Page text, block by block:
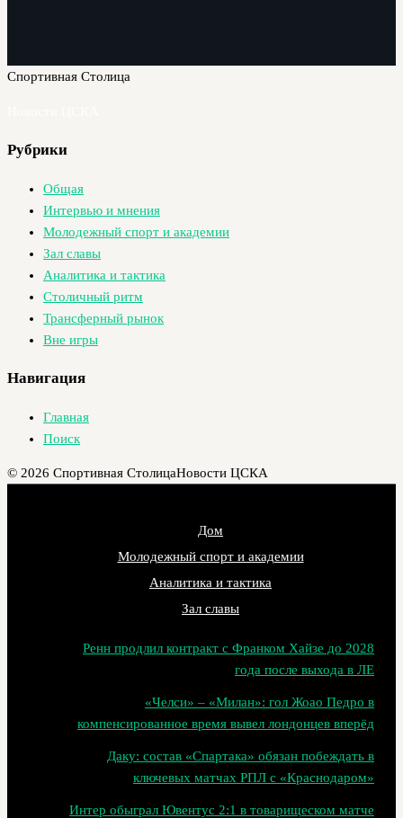
Спортивная Столица
Рубрики
Общая
Интервью и мнения
Молодежный спорт и академии
Зал славы
Аналитика и тактика
Столичный ритм
Трансферный рынок
Вне игры
Навигация
Главная
Поиск
© 2026 Спортивная СтолицаНовости ЦСКА
Дом
Молодежный спорт и академии
Аналитика и тактика
Зал славы
Ренн продлил контракт с Франком Хайзе до 2028
года после выхода в ЛЕ
«Челси» – «Милан»: гол Жоао Педро в
компенсированное время вывел лондонцев вперёд
Даку: состав «Спартака» обязан побеждать в
ключевых матчах РПЛ с «Краснодаром»
Интер обыграл Ювентус 2:1 в товарищеском матче